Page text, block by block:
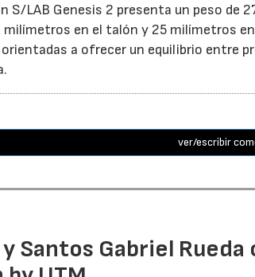
S/LAB Genesis 2 presenta un peso de
milímetros en el talón y 25 milímetros
a ofrecer un equilibrio entre
ver/escribir
Santos Gabriel Rueda